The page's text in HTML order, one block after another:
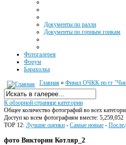
Документы по ралли
Документы по горным гонкам
Фотогалерея
Форум
Барахолка
Главная » Финал ОЧКК по гг
К обзорной странице категории
Общее количество фотографий во всех
Доступ ко всем фотографиям вместе: 5,259,052
TOP 12: Лучшие оценки - Самые новые -
фото Виктории Котляр_2